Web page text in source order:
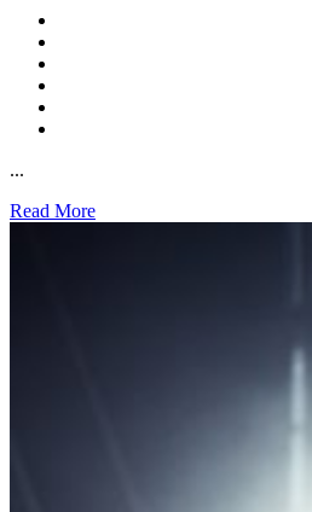
...
Read More